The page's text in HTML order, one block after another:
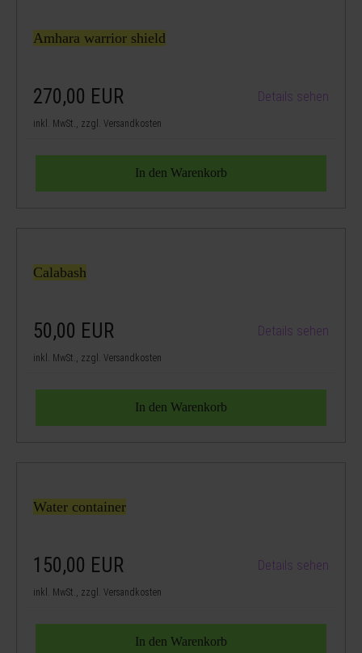
Amhara warrior shield
270,00 EUR Details sehen
inkl. MwSt., zzgl. Versandkosten
Calabash
50,00 EUR Details sehen
inkl. MwSt., zzgl. Versandkosten
Water container
150,00 EUR Details sehen
inkl. MwSt., zzgl. Versandkosten